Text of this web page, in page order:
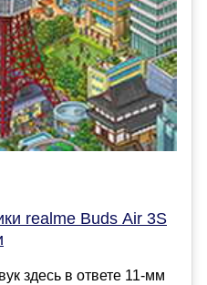
realme Buds Air 3S
здесь в ответе 11-мм